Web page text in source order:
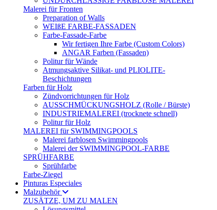
Malerei für Fronten
Preparation of Walls
WEIßE FARBE-FASSADEN
Farbe-Fassade-Farbe
Wir fertigen Ihre Farbe (Custom Colors)
ANGAR Farben (Fassaden)
Politur für Wände
Atmungsaktive Silikat- und PLIOLITE-
Beschichtungen
Farben für Holz
Zündvorrichtungen für Holz
AUSSCHMÜCKUNGSHOLZ (Rolle / Bürste)
INDUSTRIEMALEREI (trocknete schnell)
Politur für Holz
MALEREI für SWIMMINGPOOLS
Malerei farblosen Swimmingpools
Malerei der SWIMMINGPOOL-FARBE
SPRÜHFARBE
Sprühfarbe
Farbe-Ziegel
Pinturas Especiales
Malzubehör
ZUSÄTZE, UM ZU MALEN